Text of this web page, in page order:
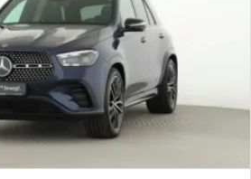
Autentifică-te
Nu ai oferte favorite